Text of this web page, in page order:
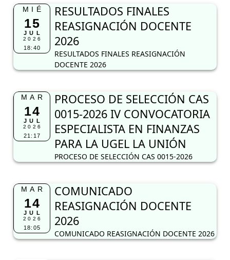
MIÉ
15
JUL
2026
18:40
RESULTADOS FINALES
REASIGNACIÓN DOCENTE
2026
RESULTADOS FINALES REASIGNACIÓN
DOCENTE 2026
MAR
14
JUL
2026
21:17
PROCESO DE SELECCIÓN CAS
0015-2026 IV CONVOCATORIA
ESPECIALISTA EN FINANZAS
PARA LA UGEL LA UNIÓN
PROCESO DE SELECCIÓN CAS 0015-2026
MAR
14
JUL
2026
18:05
COMUNICADO
REASIGNACIÓN DOCENTE
2026
COMUNICADO REASIGNACIÓN DOCENTE 2026